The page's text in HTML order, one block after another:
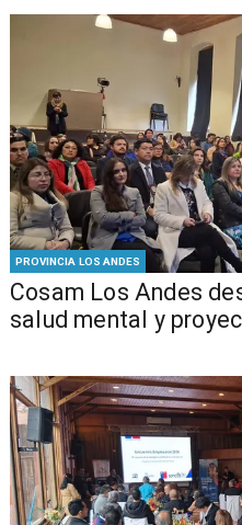
PROVINCIA LOS ANDES
Cosam Los Andes
salud mental y